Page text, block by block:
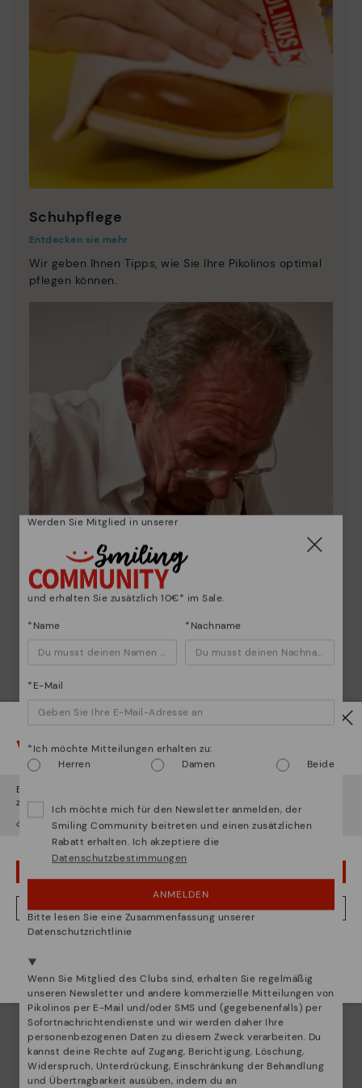
Schuhpflege
Entdecken sie mehr
Wir geben Ihnen Tipps, wie Sie Ihre Pikolinos optimal
pflegen können.
Die Essenz von Pikolinos:
Seit 1984 arbeiten wir daran, jeden Schuh einzigartig
zu machen.
Vorsicht!
Es scheint, dass Sie sich in
zugreifen werden.
¿Möchten Sie auf die Website vonUsagehen?
Werden Sie Mitglied in unserer
und erhalten Sie zusätzlich 10€* im Sale.
*Name *Nachname
*E-Mail
*Ich möchte Mitteilungen erhalten zu:
Herren
Damen Beide
Ich möchte mich für den Newsletter anmelden, der
Smiling Community beitreten und einen zusätzlichen
Rabatt erhalten. Ich akzeptiere die
Datenschutzbestimmungen
ANMELDEN
Bitte lesen Sie eine Zusammenfassung unserer
Datenschutzrichtlinie
Wenn Sie Mitglied des Clubs sind, erhalten Sie regelmäßig
unseren Newsletter und andere kommerzielle Mitteilungen von
Pikolinos per E-Mail und/oder SMS und (gegebenenfalls) per
Sofortnachrichtendienste und wir werden daher Ihre
personenbezogenen Daten zu diesem Zweck verarbeiten. Du
kannst deine Rechte auf Zugang, Berichtigung, Löschung,
Widerspruch, Unterdrückung, Einschränkung der Behandlung
und Übertragbarkeit ausüben, indem du an